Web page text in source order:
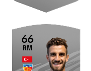
66
RM